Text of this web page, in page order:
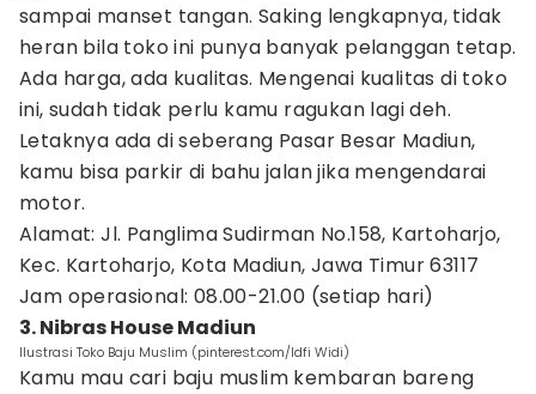
sampai manset tangan. Saking lengkapnya, tidak
heran bila toko ini punya banyak pelanggan tetap.
Ada harga, ada kualitas. Mengenai kualitas di toko
ini, sudah tidak perlu kamu ragukan lagi deh.
Letaknya ada di seberang Pasar Besar Madiun,
kamu bisa parkir di bahu jalan jika mengendarai
motor.
Alamat: Jl. Panglima Sudirman No.158, Kartoharjo,
Kec. Kartoharjo, Kota Madiun, Jawa Timur 63117
Jam operasional: 08.00-21.00 (setiap hari)
3. Nibras House Madiun
Ilustrasi Toko Baju Muslim (pinterest.com/Idfi Widi)
Kamu mau cari baju muslim kembaran bareng